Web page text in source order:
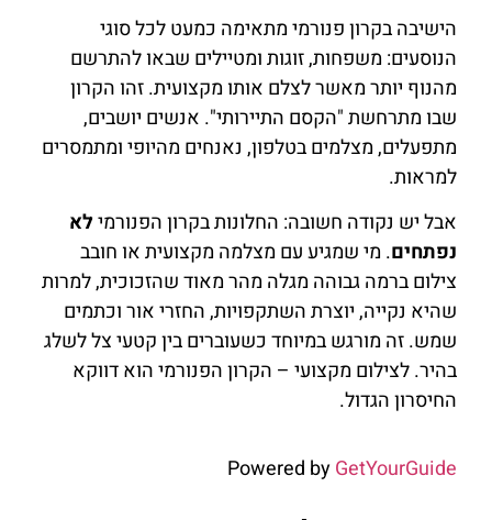
הישיבה בקרון פנורמי מתאימה כמעט לכל סוגי
הנוסעים: משפחות, זוגות ומטיילים שבאו להתרשם
מהנוף יותר מאשר לצלם אותו מקצועית. זהו הקרון
שבו מתרחשת "הקסם התיירותי". אנשים יושבים,
מתפעלים, מצלמים בטלפון, נאנחים מהיופי ומתמסרים
למראות.
אבל יש נקודה חשובה: החלונות בקרון הפנורמילא
נפתחים. מי שמגיע עם מצלמה מקצועית או חובב
צילום ברמה גבוהה מגלה מהר מאוד שהזכוכית, למרות
שהיא נקייה, יוצרת השתקפויות, החזרי אור וכתמים
שמש. זה מורגש במיוחד כשעוברים בין קטעי צל לשלג
בהיר. לצילום מקצועי – הקרון הפנורמי הוא דווקא
החיסרון הגדול.
Powered byGetYourGuide